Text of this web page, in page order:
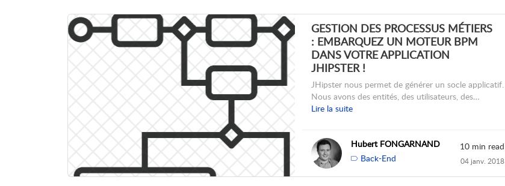
GESTION DES PROCESSUS MÉTIERS
: EMBARQUEZ UN MOTEUR BPM
DANS VOTRE APPLICATION
JHIPSTER !
JHipster nous permet de générer un socle applicatif.
Nous avons des entités, des utilisateurs, des…
Lire la suite
Hubert FONGARNAND
Back-End
10 min read
04 janv. 2018